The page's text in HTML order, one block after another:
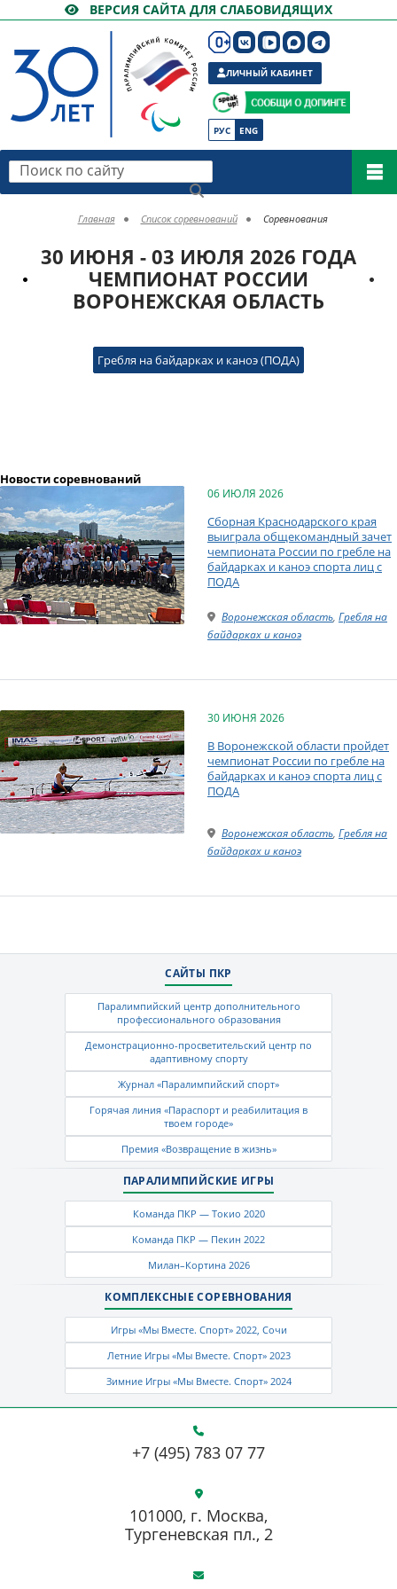
ВЕРСИЯ САЙТА ДЛЯ СЛАБОВИДЯЩИХ
РУС ENG
ЛИЧНЫЙ КАБИНЕТ
Поиск по сайту
Главная Список соревнований Соревнования
30 ИЮНЯ - 03 ИЮЛЯ 2026 ГОДА
ЧЕМПИОНАТ РОССИИ
ВОРОНЕЖСКАЯ ОБЛАСТЬ
Гребля на байдарках и каноэ (ПОДА)
Новости соревнований
06 ИЮЛЯ 2026
Cборная Краснодарского края
выиграла общекомандный зачет
чемпионата России по гребле на
байдарках и каноэ спорта лиц с
ПОДА
Воронежская область, Гребля на
байдарках и каноэ
30 ИЮНЯ 2026
В Воронежской области пройдет
чемпионат России по гребле на
байдарках и каноэ спорта лиц с
ПОДА
Воронежская область, Гребля на
байдарках и каноэ
САЙТЫ ПКР
Паралимпийский центр дополнительного
профессионального образования
Демонстрационно-просветительский центр по
адаптивному спорту
Журнал «Паралимпийский спорт»
Горячая линия «Параспорт и реабилитация в
твоем городе»
Премия «Возвращение в жизнь»
ПАРАЛИМПИЙСКИЕ ИГРЫ
Команда ПКР — Токио 2020
Команда ПКР — Пекин 2022
Милан–Кортина 2026
КОМПЛЕКСНЫЕ СОРЕВНОВАНИЯ
Игры «Мы Вместе. Спорт» 2022, Сочи
Летние Игры «Мы Вместе. Спорт» 2023
Зимние Игры «Мы Вместе. Спорт» 2024
+7 (495) 783 07 77
101000, г. Москва,
Тургеневская пл., 2